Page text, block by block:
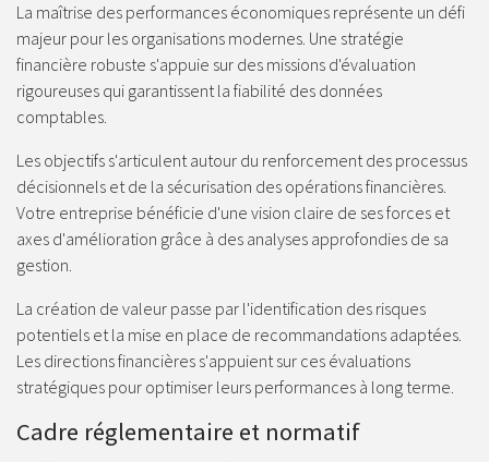
La maîtrise des performances économiques représente un défi
majeur pour les organisations modernes. Une stratégie
financière robuste s'appuie sur des missions d'évaluation
rigoureuses qui garantissent la fiabilité des données
comptables.
Les objectifs s'articulent autour du renforcement des processus
décisionnels et de la sécurisation des opérations financières.
Votre entreprise bénéficie d'une vision claire de ses forces et
axes d'amélioration grâce à des analyses approfondies de sa
gestion.
La création de valeur passe par l'identification des risques
potentiels et la mise en place de recommandations adaptées.
Les directions financières s'appuient sur ces évaluations
stratégiques pour optimiser leurs performances à long terme.
Cadre réglementaire et normatif